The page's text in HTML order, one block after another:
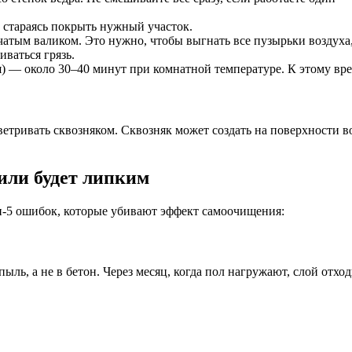
покрыть нужный участок.
валиком. Это нужно, чтобы выгнать все пузырьки
грязь.
около 30–40 минут при комнатной температуре. К этому
сквозняком. Сквозняк может создать на
будет липким
5 ошибок, которые убивают эффект самоочищения:
а не в бетон. Через месяц, когда пол нагружают, слой